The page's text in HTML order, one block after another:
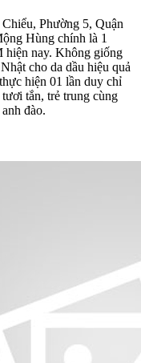
Phường 5, Quận
Hùng chính là 1
hiện nay. Không giống
cho da dầu hiệu quả
hiện 01 lần duy chỉ
tắn, trẻ trung cùng
đào.